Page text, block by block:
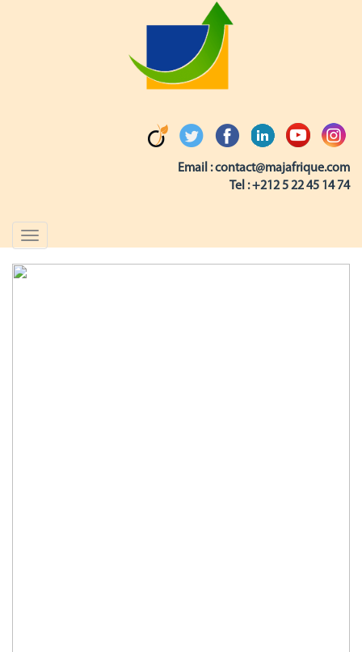
Email :contact@majafrique.com
Tel :+212 5 22 45 14 74
Toggle
navigation